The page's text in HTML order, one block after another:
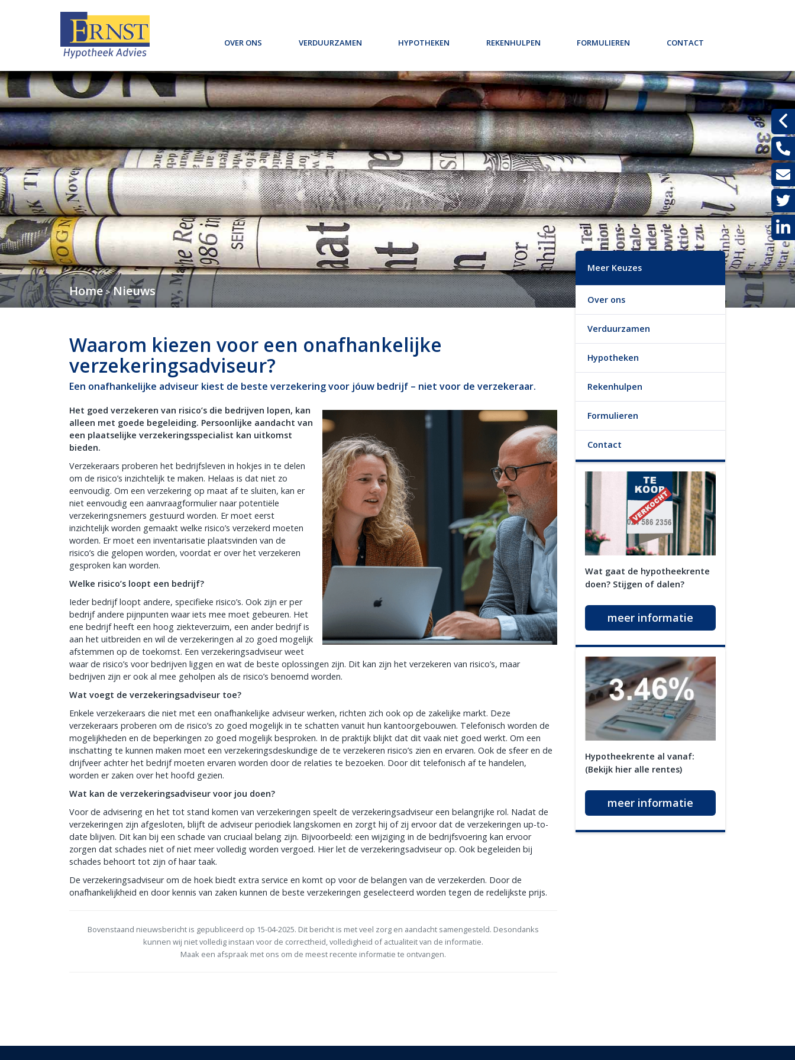
Over ons
Dát bedoelen wij nou met ontzorgen
Wat doen wij?
Spaardiensten
Pensioen
Hypotheekadvisering
Verduurzamen Hypotheken
Oeps, een hypotheek (filmpje)
Actuele hypotheekrentes
Renteverwachting
Maximale hypotheek
Rente alarm
Hypotheekvormen
Offerte aanvragen?
Bereken uw maximum
Stappenplan
Tips
Rekenhulpen
Jaarruimte berekening
Uw maximale hypotheek?
Formulieren
Werkgeversverklaring
Contact
Klik hier om te beeldbellen
Home > Nieuws
Waarom kiezen voor een onafhankelijke
verzekeringsadviseur?
Een onafhankelijke adviseur kiest de beste verzekering voor jóuw bedrijf – niet voor de verzekeraar.
Het goed verzekeren van risico’s die bedrijven lopen, kan
alleen met goede begeleiding. Persoonlijke aandacht van
een plaatselijke verzekeringsspecialist kan uitkomst
bieden.
Verzekeraars proberen het bedrijfsleven in hokjes in te delen
om de risico’s inzichtelijk te maken. Helaas is dat niet zo
eenvoudig. Om een verzekering op maat af te sluiten, kan er
niet eenvoudig een aanvraagformulier naar potentiële
verzekeringsnemers gestuurd worden. Er moet eerst
inzichtelijk worden gemaakt welke risico’s verzekerd moeten
worden. Er moet een inventarisatie plaatsvinden van de
risico’s die gelopen worden, voordat er over het verzekeren
gesproken kan worden.
Welke risico’s loopt een bedrijf?
Ieder bedrijf loopt andere, specifieke risico’s. Ook zijn er per
bedrijf andere pijnpunten waar iets mee moet gebeuren. Het
ene bedrijf heeft een hoog ziekteverzuim, een ander bedrijf is
aan het uitbreiden en wil de verzekeringen al zo goed mogelijk
afstemmen op de toekomst. Een verzekeringsadviseur weet
waar de risico’s voor bedrijven liggen en wat de beste oplossingen zijn. Dit kan zijn het verzekeren van risico’s, maar
bedrijven zijn er ook al mee geholpen als de risico’s benoemd worden.
Wat voegt de verzekeringsadviseur toe?
Enkele verzekeraars die niet met een onafhankelijke adviseur werken, richten zich ook op de zakelijke markt. Deze
verzekeraars proberen om de risico’s zo goed mogelijk in te schatten vanuit hun kantoorgebouwen. Telefonisch worden de
mogelijkheden en de beperkingen zo goed mogelijk besproken. In de praktijk blijkt dat dit vaak niet goed werkt. Om een
inschatting te kunnen maken moet een verzekeringsdeskundige de te verzekeren risico’s zien en ervaren. Ook de sfeer en de
drijfveer achter het bedrijf moeten ervaren worden door de relaties te bezoeken. Door dit telefonisch af te handelen,
worden er zaken over het hoofd gezien.
Wat kan de verzekeringsadviseur voor jou doen?
Voor de advisering en het tot stand komen van verzekeringen speelt de verzekeringsadviseur een belangrijke rol. Nadat de
verzekeringen zijn afgesloten, blijft de adviseur periodiek langskomen en zorgt hij of zij ervoor dat de verzekeringen up-to-
date blijven. Dit kan bij een schade van cruciaal belang zijn. Bijvoorbeeld: een wijziging in de bedrijfsvoering kan ervoor
zorgen dat schades niet of niet meer volledig worden vergoed. Hier let de verzekeringsadviseur op. Ook begeleiden bij
schades behoort tot zijn of haar taak.
De verzekeringsadviseur om de hoek biedt extra service en komt op voor de belangen van de verzekerden. Door de
onafhankelijkheid en door kennis van zaken kunnen de beste verzekeringen geselecteerd worden tegen de redelijkste prijs.
Bovenstaand nieuwsbericht is gepubliceerd op 15-04-2025. Dit bericht is met veel zorg en aandacht samengesteld. Desondanks
kunnen wij niet volledig instaan voor de correctheid, volledigheid of actualiteit van de informatie.
Maak een afspraak met ons om de meest recente informatie te ontvangen.
Meer Keuzes
Over ons
Verduurzamen
Hypotheken
Rekenhulpen
Formulieren
Contact
Wat gaat de hypotheekrente
doen? Stijgen of dalen?
meer informatie
Hypotheekrente al vanaf:
(Bekijk hier alle rentes)
meer informatie